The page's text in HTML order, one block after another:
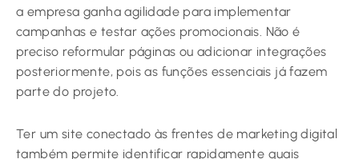
a empresa ganha agilidade para implementar
campanhas e testar ações promocionais. Não é
preciso reformular páginas ou adicionar integrações
posteriormente, pois as funções essenciais já fazem
parte do projeto.
Ter um site conectado às frentes de marketing digital
também permite identificar rapidamente quais